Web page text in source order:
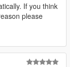
If you think
please